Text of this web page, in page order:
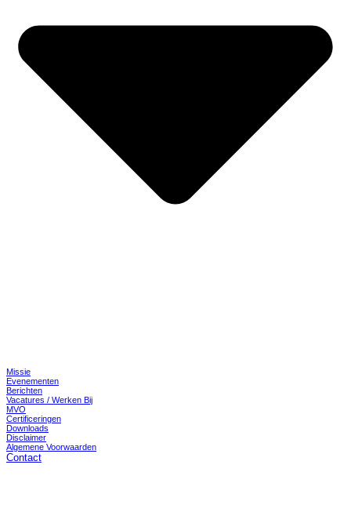
Missie
Evenementen
Berichten
Vacatures / Werken Bij
MVO
Certificeringen
Downloads
Disclaimer
Algemene Voorwaarden
Contact